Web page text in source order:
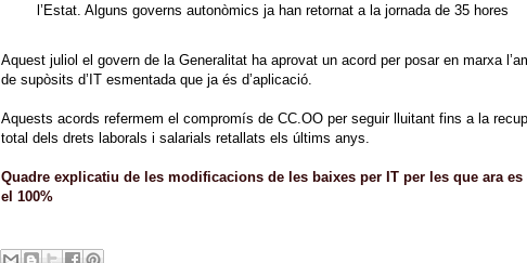
l’Estat. Alguns governs autonòmics ja han retornat a la jornada de 35 hores
Aquest juliol el govern de la Generalitat ha aprovat un acord per posar en marxa
de supòsits d’IT esmentada que ja és d’aplicació.
Aquests acords refermem el compromís de CC.OO per seguir lluitant fins a la
total dels drets laborals i salarials retallats els últims anys.
Quadre explicatiu de les modificacions de les baixes per IT per les que ara es
el 100%